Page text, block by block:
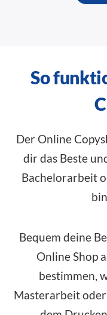
So
Der Online
dir das Beste
Bachelorarbeit
Bequem deine
Online Shop
bestimmen,
Masterarbeit